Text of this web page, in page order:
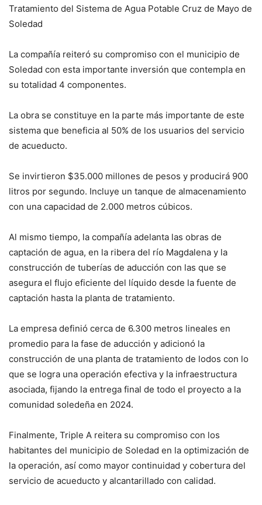
Tratamiento del Sistema de Agua Potable Cruz de Mayo de
Soledad
La compañía reiteró su compromiso con el municipio de
Soledad con esta importante inversión que contempla en
su totalidad 4 componentes.
La obra se constituye en la parte más importante de este
sistema que beneficia al 50% de los usuarios del servicio
de acueducto.
Se invirtieron $35.000 millones de pesos y producirá 900
litros por segundo. Incluye un tanque de almacenamiento
con una capacidad de 2.000 metros cúbicos.
Al mismo tiempo, la compañía adelanta las obras de
captación de agua, en la ribera del río Magdalena y la
construcción de tuberías de aducción con las que se
asegura el flujo eficiente del líquido desde la fuente de
captación hasta la planta de tratamiento.
La empresa definió cerca de 6.300 metros lineales en
promedio para la fase de aducción y adicionó la
construcción de una planta de tratamiento de lodos con lo
que se logra una operación efectiva y la infraestructura
asociada, fijando la entrega final de todo el proyecto a la
comunidad soledeña en 2024.
Finalmente, Triple A reitera su compromiso con los
habitantes del municipio de Soledad en la optimización de
la operación, así como mayor continuidad y cobertura del
servicio de acueducto y alcantarillado con calidad.